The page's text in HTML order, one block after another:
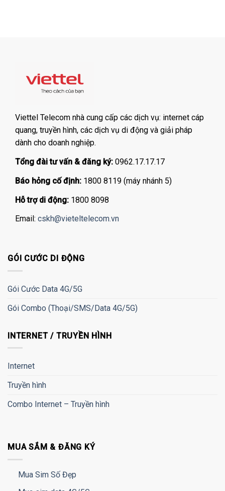
Viettel Telecom nhà cung cấp các dịch vụ: internet cáp
quang, truyền hình, các dịch vụ di động và giải pháp
dành cho doanh nghiệp.
Tổng đài tư vấn & đăng ký: 0962.17.17.17
Báo hỏng cố định: 1800 8119 (máy nhánh 5)
Hỗ trợ di động: 1800 8098
Email: cskh@vieteltelecom.vn
GÓI CƯỚC DI ĐỘNG
Gói Cước Data 4G/5G
Gói Combo (Thoại/SMS/Data 4G/5G)
INTERNET / TRUYỀN HÌNH
Internet
Truyền hình
Combo Internet – Truyền hình
MUA SẮM & ĐĂNG KÝ
Mua Sim Số Đẹp